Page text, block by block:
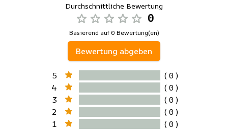
Durchschnittliche Bewertung
0
Basierend auf 0 Bewertung(en)
Bewertung abgeben
5
( 0 )
4
( 0 )
3
( 0 )
2
( 0 )
1
( 0 )